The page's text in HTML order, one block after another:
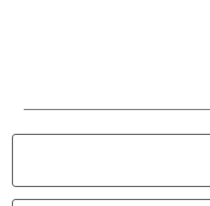
Onze online shops